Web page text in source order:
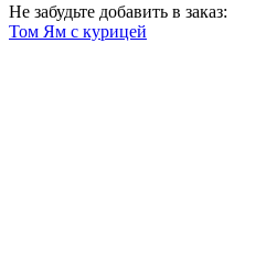
Не забудьте добавить в заказ:
Том Ям с курицей